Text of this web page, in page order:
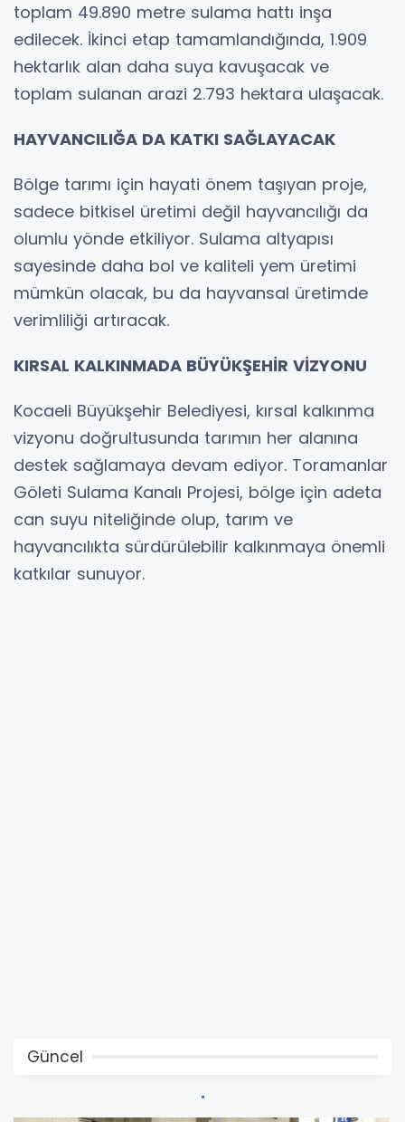
toplam 49.890 metre sulama hattı inşa
edilecek. İkinci etap tamamlandığında, 1.909
hektarlık alan daha suya kavuşacak ve
toplam sulanan arazi 2.793 hektara ulaşacak.
HAYVANCILIĞA DA KATKI SAĞLAYACAK
Bölge tarımı için hayati önem taşıyan proje,
sadece bitkisel üretimi değil hayvancılığı da
olumlu yönde etkiliyor. Sulama altyapısı
sayesinde daha bol ve kaliteli yem üretimi
mümkün olacak, bu da hayvansal üretimde
verimliliği artıracak.
KIRSAL KALKINMADA BÜYÜKŞEHİR VİZYONU
Kocaeli Büyükşehir Belediyesi, kırsal kalkınma
vizyonu doğrultusunda tarımın her alanına
destek sağlamaya devam ediyor. Toramanlar
Göleti Sulama Kanalı Projesi, bölge için adeta
can suyu niteliğinde olup, tarım ve
hayvancılıkta sürdürülebilir kalkınmaya önemli
katkılar sunuyor.
Güncel